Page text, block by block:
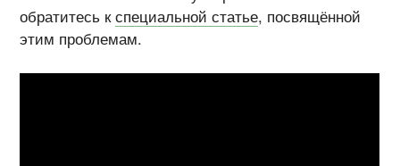
обратитесь кспециальной статье, посвящённой
этим проблемам.